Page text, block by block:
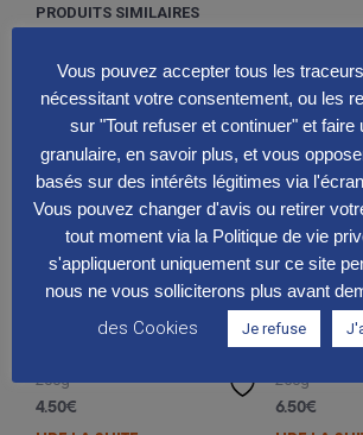
PRODUITS SIMILAIRES
RUPTURE MOMENTANÉE
200g
4.50€
250g
6.50€
Vous pouvez accepter tous les
nécessitant votre consentement, ou les
sur "Tout refuser et continuer" et faire
granulaire, en savoir plus, et vous
basés sur des intérêts légitimes via
Vous pouvez changer d'avis ou retirer
tout moment via la Politique de vie
s'appliqueront uniquement sur ce site
nous ne vous solliciterons plus avant
des Cookies
Je refuse